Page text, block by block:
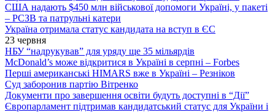
США надають $450 млн військової допомоги Україні, у пакеті
– РСЗВ та патрульні катери
Україна отримала статус кандидата на вступ в ЄС
23 червня
НБУ “надрукував” для уряду ще 35 мільярдів
McDonald’s може відкритися в Україні в серпні – Forbes
Перші американські HIMARS вже в Україні – Резніков
Суд заборонив партію Вітренко
Документи про завершення освіти будуть доступні в “Дії”
Європарламент підтримав кандидатський статус для України і